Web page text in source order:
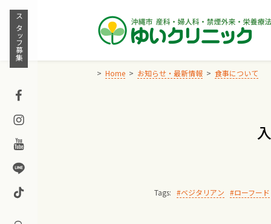
Skip
content
スタッフ募集
Facebook
Instagram
Youtube
Line
TikTok
Home お知らせ・最新情報 食事について
Tags: ベジタリアン ローフード